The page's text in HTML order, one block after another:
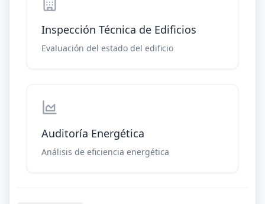
Inspección Técnica de Edificios
Evaluación del estado del edificio
Auditoría Energética
Análisis de eficiencia energética